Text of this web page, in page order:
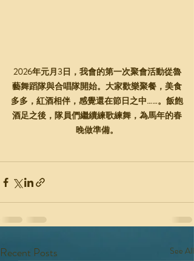
2026年元月3日，我會的第一次聚會活動從魯
藝舞蹈隊與合唱隊開始。大家歡樂聚餐，美食
多多，紅酒相伴，感覺還在節日之中……。飯飽
酒足之後，隊員們繼續練歌練舞，為馬年的春
晚做準備。
Recent Posts See All